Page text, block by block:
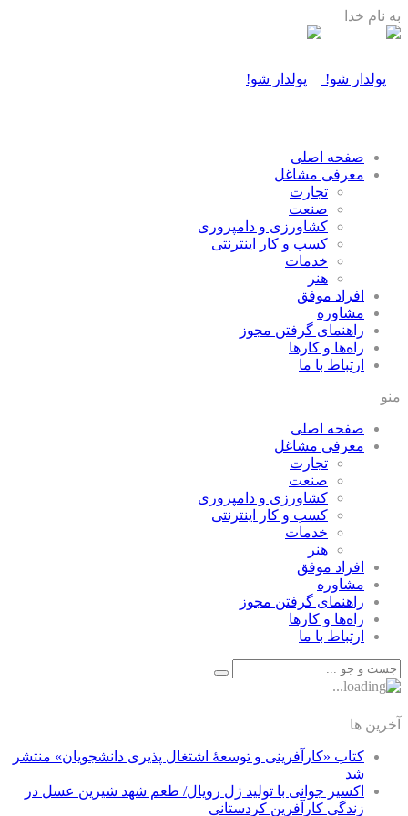
به نام خدا
صفحه اصلی
معرفی مشاغل
تجارت
صنعت
كشاورزی و دامپروری
كسب و كار اينترنتی
خدمات
هنر
افراد موفق
مشاوره
راهنمای گرفتن مجوز
راه‌ها و كارها
ارتباط با ما
منو
صفحه اصلی
معرفی مشاغل
تجارت
صنعت
كشاورزی و دامپروری
كسب و كار اينترنتی
خدمات
هنر
افراد موفق
مشاوره
راهنمای گرفتن مجوز
راه‌ها و كارها
ارتباط با ما
آخرین ها
کتاب «کارآفرینی و توسعۀ اشتغال پذیری دانشجویان» منتشر
شد
اکسیر جوانی با تولید ژل رویال/ طعم شهد شیرین عسل‌ در
زندگی کارآفرین کردستانی